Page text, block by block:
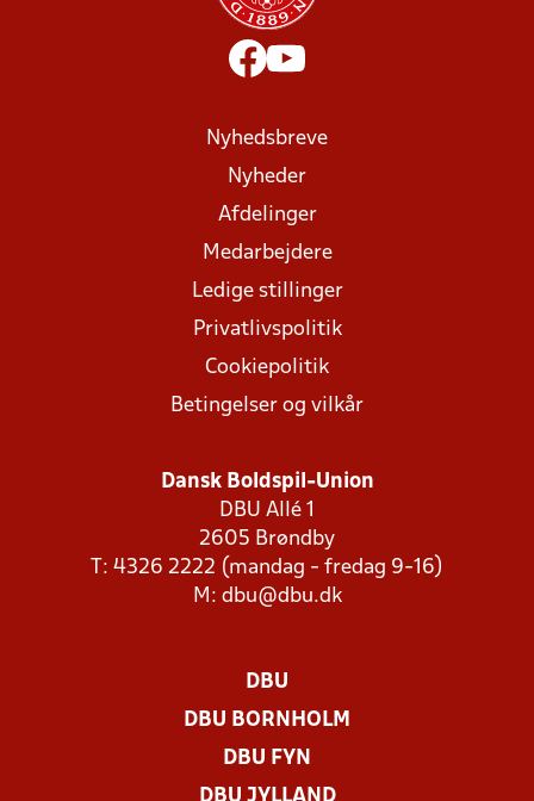
Nyhedsbreve
Nyheder
Afdelinger
Medarbejdere
Ledige stillinger
Privatlivspolitik
Cookiepolitik
Betingelser og vilkår
Dansk Boldspil-Union
DBU Allé 1
2605 Brøndby
T: 4326 2222 (mandag - fredag 9-16)
M: dbu@dbu.dk
DBU
DBU BORNHOLM
DBU FYN